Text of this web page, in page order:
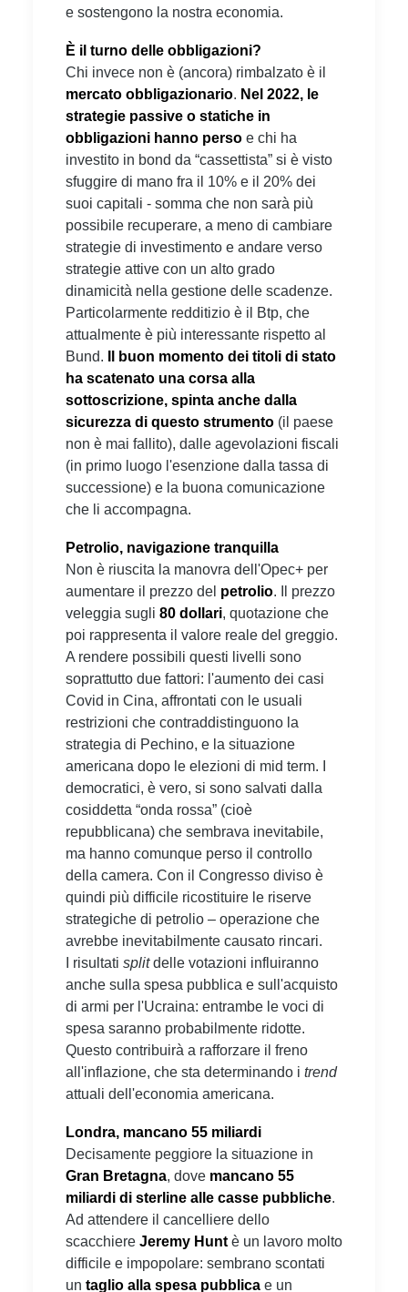
e sostengono la nostra economia.
È il turno delle obbligazioni?
Chi invece non è (ancora) rimbalzato è il
mercato obbligazionario. Nel 2022, le
strategie passive o statiche in
obbligazioni hanno perso e chi ha
investito in bond da “cassettista” si è visto
sfuggire di mano fra il 10% e il 20% dei
suoi capitali - somma che non sarà più
possibile recuperare, a meno di cambiare
strategie di investimento e andare verso
strategie attive con un alto grado
dinamicità nella gestione delle scadenze.
Particolarmente redditizio è il Btp, che
attualmente è più interessante rispetto al
Bund.
Il buon momento dei titoli di stato
ha scatenato una corsa alla
sottoscrizione, spinta anche dalla
sicurezza di questo strumento (il paese
non è mai fallito), dalle agevolazioni fiscali
(in primo luogo l'esenzione dalla tassa di
successione) e la buona comunicazione
che li accompagna.
Petrolio, navigazione tranquilla
Non è riuscita la manovra dell'Opec+ per
aumentare il prezzo del petrolio. Il prezzo
veleggia sugli 80 dollari, quotazione che
poi rappresenta il valore reale del greggio.
A rendere possibili questi livelli sono
soprattutto due fattori: l'aumento dei casi
Covid in Cina, affrontati con le usuali
restrizioni che contraddistinguono la
strategia di Pechino, e la situazione
americana dopo le elezioni di mid term. I
democratici, è vero, si sono salvati dalla
cosiddetta “onda rossa” (cioè
repubblicana) che sembrava inevitabile,
ma hanno comunque perso il controllo
della camera. Con il Congresso diviso è
quindi più difficile ricostituire le riserve
strategiche di petrolio – operazione che
avrebbe inevitabilmente causato rincari.
I risultati splitdelle votazioni influiranno
anche sulla spesa pubblica e sull'acquisto
di armi per l'Ucraina: entrambe le voci di
spesa saranno probabilmente ridotte.
Questo contribuirà a rafforzare il freno
all'inflazione, che sta determinando i trend
attuali dell'economia americana.
Londra, mancano 55 miliardi
Decisamente peggiore la situazione in
Gran Bretagna, dove mancano 55
miliardi di sterline alle casse pubbliche.
Ad attendere il cancelliere dello
scacchiere Jeremy Hunt è un lavoro molto
difficile e impopolare: sembrano scontati
un taglio alla spesa pubblica e un